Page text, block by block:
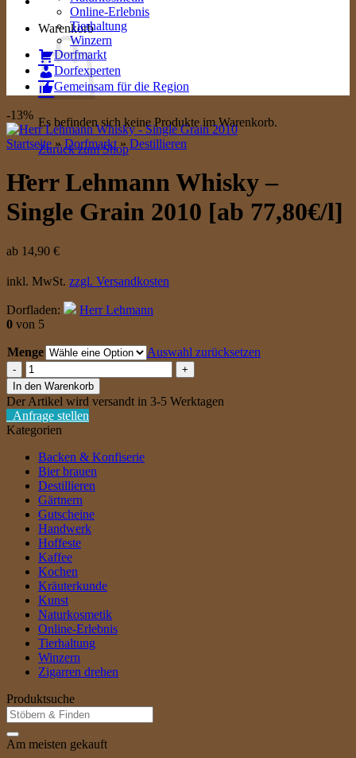
Warenkorb
Es befinden sich keine Produkte im Warenkorb.
Zurück zum Shop
Online-Erlebnis
Tierhaltung
Winzern
Dorfmarkt
Dorfexperten
Gemeinsam für die Region
-13%
Startseite » Dorfmarkt » Destillieren
Herr Lehmann Whisky –
Single Grain 2010 [ab 77,80€/l]
ab 14,90 €
inkl. MwSt. zzgl. Versandkosten
Dorfladen:
Herr Lehmann
0 von 5
Menge
Auswahl zurücksetzen
Herr
Lehmann
Whisky
-
Single
Grain
2010
[ab
77,80€/l]
Menge
In den Warenkorb
Der Artikel wird versandt in 3-5 Werktagen
Anfrage stellen
Kategorien
Backen & Konfiserie
Bier brauen
Destillieren
Gärtnern
Gutscheine
Handwerk
Hoffeste
Kaffee
Kochen
Kräuterkunde
Kunst
Naturkosmetik
Online-Erlebnis
Tierhaltung
Winzern
Zigarren drehen
Produktsuche
Suche
nach:
Am meisten gekauft